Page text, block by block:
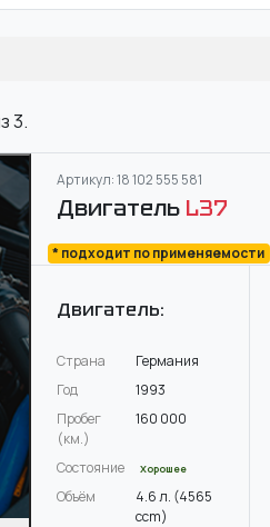
3.
Артикул: 18 102 555 581
Двигатель L37
* подходит по применяемости
Двигатель:
Страна
Германия
Год
1993
Пробег
(км.)
160 000
Состояние Хорошее
Объём
4.6 л. (4565
ccm)